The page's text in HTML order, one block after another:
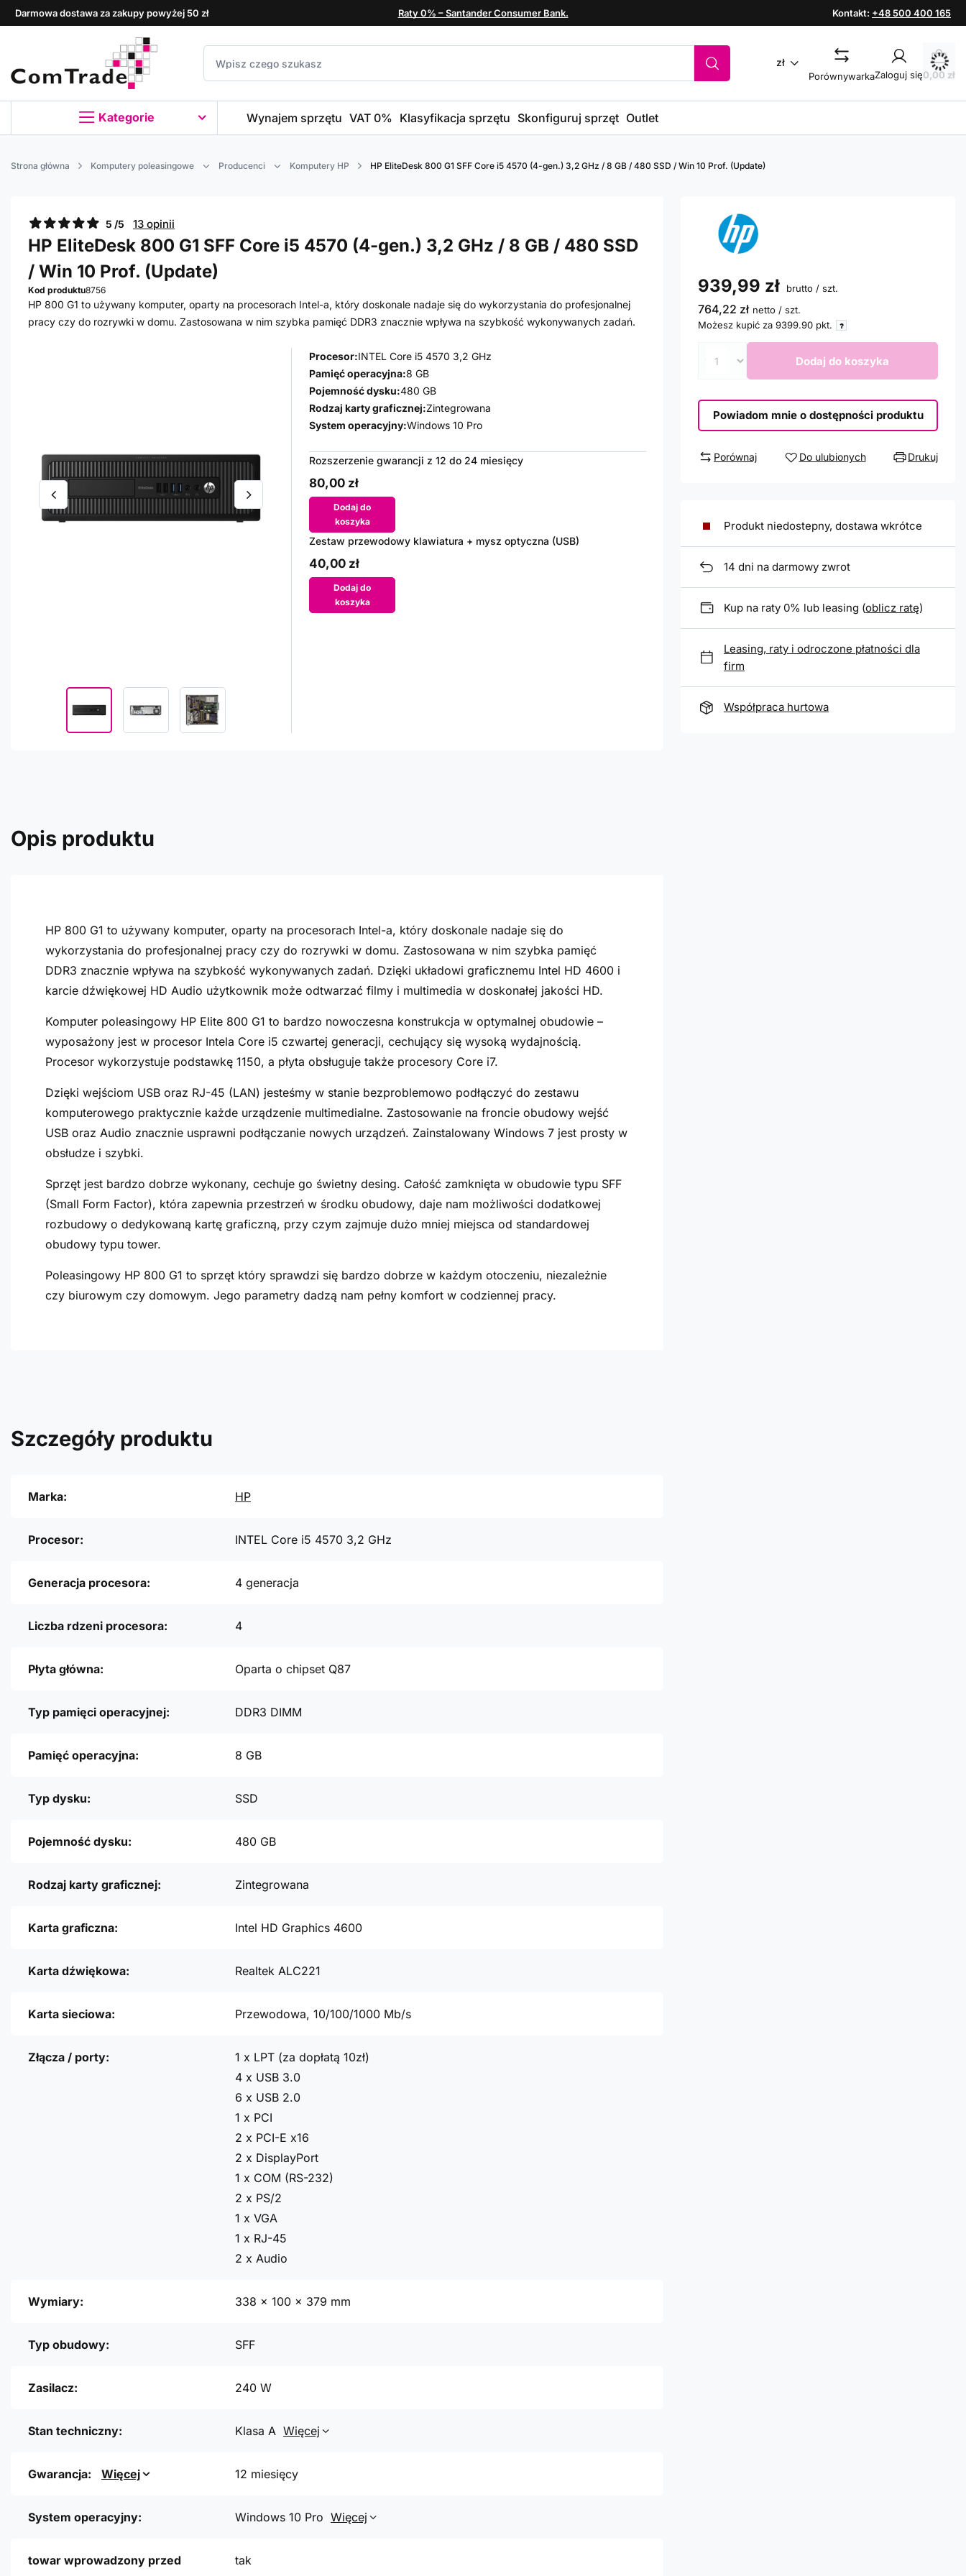
Darmowa dostawa za zakupy powyżej 50 zł Raty 0% – Santander Consumer Bank. Kontakt: +48 500 400 165
zł
PorównywarkaZaloguj się0,00 zł
Kategorie Wynajem sprzętu VAT 0% Klasyfikacja sprzętu Skonfiguruj sprzęt Outlet
Strona główna Komputery poleasingowe Producenci Komputery HP HP EliteDesk 800 G1 SFF Core i5 4570 (4-gen.) 3,2 GHz / 8 GB / 480 SSD / Win 10 Prof. (Update)
5 /5 13 opinii
HP EliteDesk 800 G1 SFF Core i5 4570 (4-gen.) 3,2 GHz / 8 GB / 480 SSD
/ Win 10 Prof. (Update)
Kod produktu8756
HP 800 G1 to używany komputer, oparty na procesorach Intel-a, który doskonale nadaje się do wykorzystania do profesjonalnej
pracy czy do rozrywki w domu. Zastosowana w nim szybka pamięć DDR3 znacznie wpływa na szybkość wykonywanych zadań.
Procesor:INTEL Core i5 4570 3,2 GHz
Pamięć operacyjna:8 GB
Pojemność dysku:480 GB
Rodzaj karty graficznej:Zintegrowana
System operacyjny:Windows 10 Pro
Rozszerzenie gwarancji z 12 do 24 miesięcy
80,00 zł
Dodaj do
koszyka
Zestaw przewodowy klawiatura + mysz optyczna (USB)
40,00 zł
Dodaj do
koszyka
939,99 zł brutto / szt.
764,22 zł netto / szt.
Możesz kupić za 9399.90 pkt.
Dodaj do koszyka
Powiadom mnie o dostępności produktu
Porównaj Do ulubionych Drukuj
Produkt niedostepny, dostawa wkrótce
14 dni na darmowy zwrot
Kup na raty 0% lub leasing (oblicz ratę)
Leasing, raty i odroczone płatności dla
firm
Współpraca hurtowa
Opis produktu
HP 800 G1 to używany komputer, oparty na procesorach Intel-a, który doskonale nadaje się do
wykorzystania do profesjonalnej pracy czy do rozrywki w domu. Zastosowana w nim szybka pamięć
DDR3 znacznie wpływa na szybkość wykonywanych zadań. Dzięki układowi graficznemu Intel HD 4600 i
karcie dźwiękowej HD Audio użytkownik może odtwarzać filmy i multimedia w doskonałej jakości HD.
Komputer poleasingowy HP Elite 800 G1 to bardzo nowoczesna konstrukcja w optymalnej obudowie –
wyposażony jest w procesor Intela Core i5 czwartej generacji, cechujący się wysoką wydajnością.
Procesor wykorzystuje podstawkę 1150, a płyta obsługuje także procesory Core i7.
Dzięki wejściom USB oraz RJ-45 (LAN) jesteśmy w stanie bezproblemowo podłączyć do zestawu
komputerowego praktycznie każde urządzenie multimedialne. Zastosowanie na froncie obudowy wejść
USB oraz Audio znacznie usprawni podłączanie nowych urządzeń. Zainstalowany Windows 7 jest prosty w
obsłudze i szybki.
Sprzęt jest bardzo dobrze wykonany, cechuje go świetny desing. Całość zamknięta w obudowie typu SFF
(Small Form Factor), która zapewnia przestrzeń w środku obudowy, daje nam możliwości dodatkowej
rozbudowy o dedykowaną kartę graficzną, przy czym zajmuje dużo mniej miejsca od standardowej
obudowy typu tower.
Poleasingowy HP 800 G1 to sprzęt który sprawdzi się bardzo dobrze w każdym otoczeniu, niezależnie
czy biurowym czy domowym. Jego parametry dadzą nam pełny komfort w codziennej pracy.
Szczegóły produktu
Marka: HP
Procesor: INTEL Core i5 4570 3,2 GHz
Generacja procesora: 4 generacja
Liczba rdzeni procesora: 4
Płyta główna: Oparta o chipset Q87
Typ pamięci operacyjnej: DDR3 DIMM
Pamięć operacyjna: 8 GB
Typ dysku: SSD
Pojemność dysku: 480 GB
Rodzaj karty graficznej: Zintegrowana
Karta graficzna: Intel HD Graphics 4600
Karta dźwiękowa: Realtek ALC221
Karta sieciowa: Przewodowa, 10/100/1000 Mb/s
Złącza / porty:
1 x LPT (za dopłatą 10zł)
4 x USB 3.0
6 x USB 2.0
1 x PCI
2 x PCI-E x16
2 x DisplayPort
1 x COM (RS-232)
2 x PS/2
1 x VGA
1 x RJ-45
2 x Audio
Wymiary: 338 x 100 x 379 mm
Typ obudowy: SFF
Zasilacz: 240 W
Stan techniczny: Klasa A Więcej
Gwarancja: Więcej 12 miesięcy
System operacyjny: Windows 10 Pro Więcej
towar wprowadzony przed
tak